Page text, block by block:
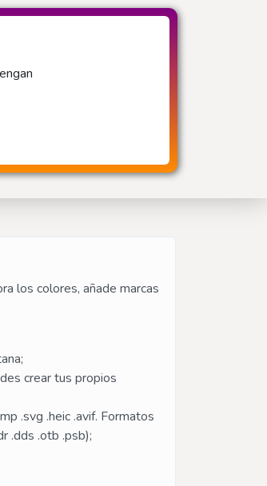
los colores, añade marcas
crear tus propios
.svg .heic .avif. Formatos
.dds .otb .psb);